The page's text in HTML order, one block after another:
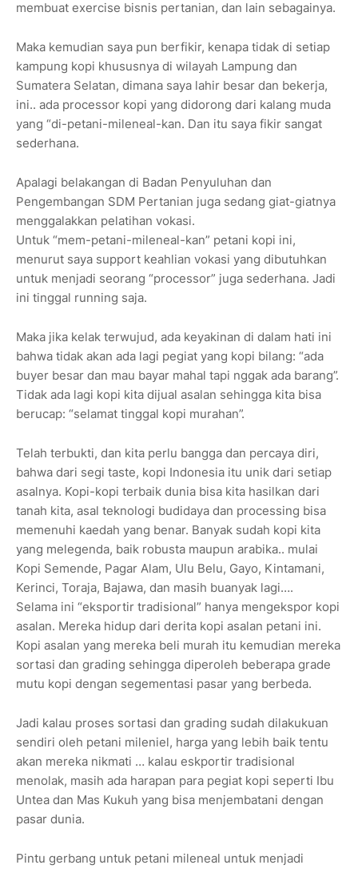
membuat exercise bisnis pertanian, dan lain sebagainya.
Maka kemudian saya pun berfikir, kenapa tidak di setiap
kampung kopi khususnya di wilayah Lampung dan
Sumatera Selatan, dimana saya lahir besar dan bekerja,
ini.. ada processor kopi yang didorong dari kalang muda
yang “di-petani-mileneal-kan. Dan itu saya fikir sangat
sederhana.
Apalagi belakangan di Badan Penyuluhan dan
Pengembangan SDM Pertanian juga sedang giat-giatnya
menggalakkan pelatihan vokasi.
Untuk “mem-petani-mileneal-kan” petani kopi ini,
menurut saya support keahlian vokasi yang dibutuhkan
untuk menjadi seorang “processor” juga sederhana. Jadi
ini tinggal running saja.
Maka jika kelak terwujud, ada keyakinan di dalam hati ini
bahwa tidak akan ada lagi pegiat yang kopi bilang: “ada
buyer besar dan mau bayar mahal tapi nggak ada barang”.
Tidak ada lagi kopi kita dijual asalan sehingga kita bisa
berucap: “selamat tinggal kopi murahan”.
Telah terbukti, dan kita perlu bangga dan percaya diri,
bahwa dari segi taste, kopi Indonesia itu unik dari setiap
asalnya. Kopi-kopi terbaik dunia bisa kita hasilkan dari
tanah kita, asal teknologi budidaya dan processing bisa
memenuhi kaedah yang benar. Banyak sudah kopi kita
yang melegenda, baik robusta maupun arabika.. mulai
Kopi Semende, Pagar Alam, Ulu Belu, Gayo, Kintamani,
Kerinci, Toraja, Bajawa, dan masih buanyak lagi….
Selama ini “eksportir tradisional” hanya mengekspor kopi
asalan. Mereka hidup dari derita kopi asalan petani ini.
Kopi asalan yang mereka beli murah itu kemudian mereka
sortasi dan grading sehingga diperoleh beberapa grade
mutu kopi dengan segementasi pasar yang berbeda.
Jadi kalau proses sortasi dan grading sudah dilakukuan
sendiri oleh petani mileniel, harga yang lebih baik tentu
akan mereka nikmati … kalau eskportir tradisional
menolak, masih ada harapan para pegiat kopi seperti Ibu
Untea dan Mas Kukuh yang bisa menjembatani dengan
pasar dunia.
Pintu gerbang untuk petani mileneal untuk menjadi